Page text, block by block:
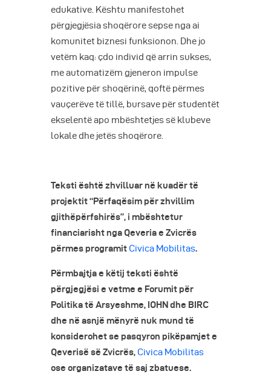
edukative. Kështu manifestohet
përgjegjësia shoqërore sepse nga ai
komunitet biznesi funksionon. Dhe jo
vetëm kaq: çdo individ që arrin sukses,
me automatizëm gjeneron impulse
pozitive për shoqërinë, qoftë përmes
vauçerëve të tillë, bursave për studentët
ekselentë apo mbështetjes së klubeve
lokale dhe jetës shoqërore.
Teksti është zhvilluar në kuadër të
projektit “Përfaqësim për zhvillim
gjithëpërfshirës”, i mbështetur
financiarisht nga Qeveria e Zvicrës
përmes programit Civica Mobilitas.
Përmbajtja e këtij teksti është
përgjegjësi e vetme e Forumit për
Politika të Arsyeshme, IOHN dhe BIRC
dhe në asnjë mënyrë nuk mund të
konsiderohet se pasqyron pikëpamjet e
Qeverisë së Zvicrës, Civica Mobilitas
ose organizatave të saj zbatuese.